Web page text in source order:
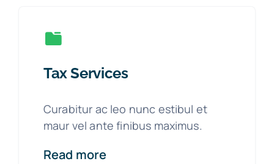
Tax Services
Curabitur ac leo nunc estibul et
maur vel ante finibus maximus.
Read more